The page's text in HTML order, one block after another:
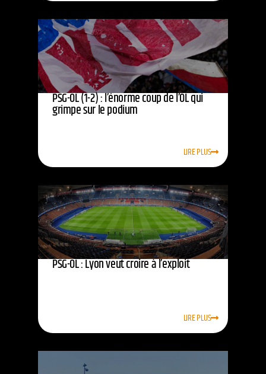
PSG-OL (1-2) : l’énorme coup de l’OL qui
grimpe sur le podium
LIRE PLUS
PSG-OL : Lyon veut croire à l’exploit
LIRE PLUS